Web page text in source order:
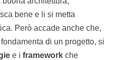
bene e li si metta
Però accade anche che,
di un progetto, si
e i framework che